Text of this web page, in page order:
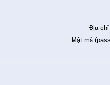
Địa chỉ
Mật mã